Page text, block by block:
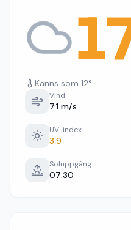
Känns som 12°
Vind
7.1 m/s
UV-index
3.9
Soluppgång
07:30